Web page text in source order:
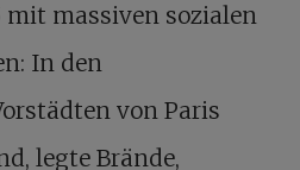
massiven sozialen
In den
von Paris
legte Brände,